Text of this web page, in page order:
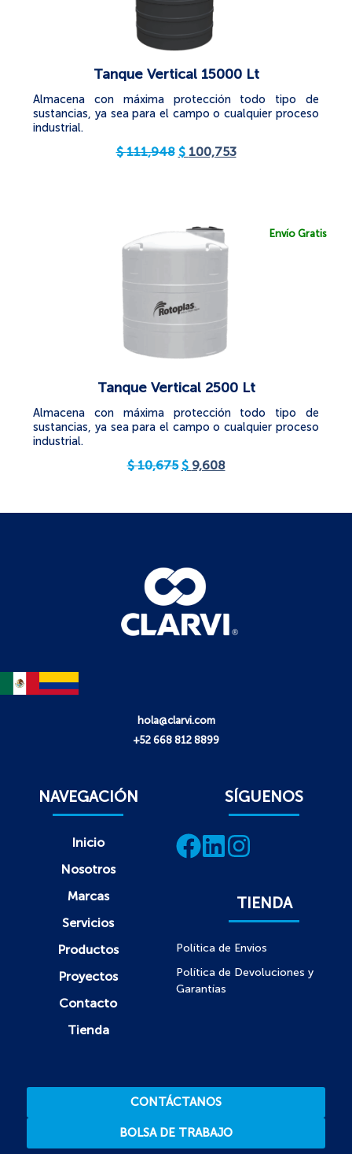
Tanque Vertical 15000 Lt
Almacena con máxima protección todo tipo de
sustancias, ya sea para el campo o cualquier proceso
industrial.
$111,948 $ 100,753
Envío Gratis
Tanque Vertical 2500 Lt
Almacena con máxima protección todo tipo de
sustancias, ya sea para el campo o cualquier proceso
industrial.
$10,675 $ 9,608
hola@clarvi.com
+52 668 812 8899
NAVEGACIÓN
Inicio
Nosotros
Marcas
Servicios
Productos
Proyectos
Contacto
Tienda
SÍGUENOS
TIENDA
Política de Envios
Política de Devoluciones y
Garantías
CONTÁCTANOS
BOLSA DE TRABAJO